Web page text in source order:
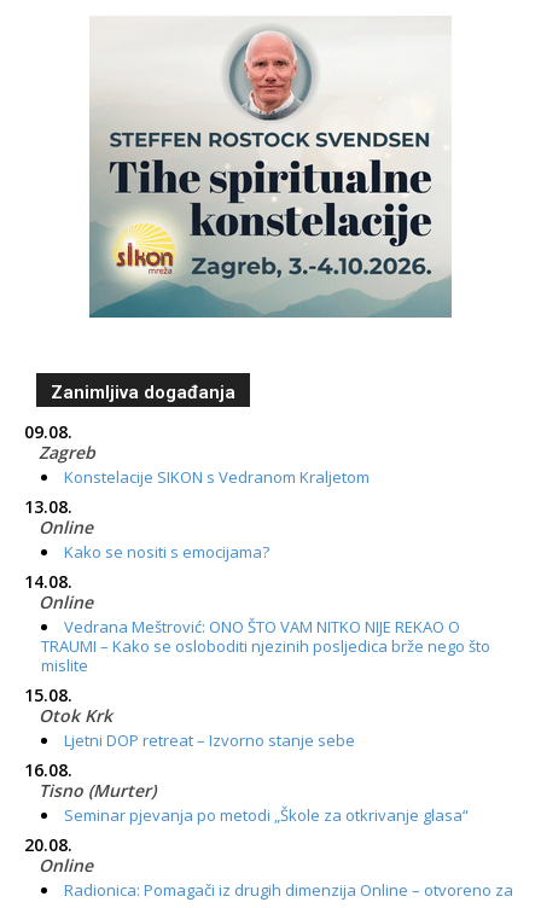
Zanimljiva događanja
09.08.
Zagreb
Konstelacije SIKON s Vedranom Kraljetom
13.08.
Online
Kako se nositi s emocijama?
14.08.
Online
Vedrana Meštrović: ONO ŠTO VAM NITKO NIJE REKAO O
TRAUMI – Kako se osloboditi njezinih posljedica brže nego što
mislite
15.08.
Otok Krk
Ljetni DOP retreat – Izvorno stanje sebe
16.08.
Tisno (Murter)
Seminar pjevanja po metodi „Škole za otkrivanje glasa“
20.08.
Online
Radionica: Pomagači iz drugih dimenzija Online – otvoreno za